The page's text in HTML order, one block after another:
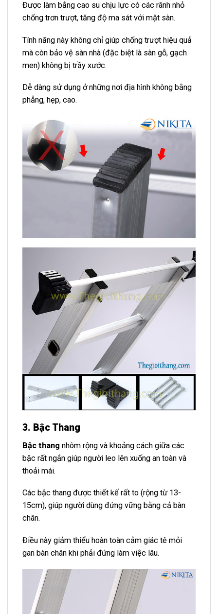
Được làm bằng cao su chịu lực có các rãnh nhỏ
chống trơn trượt, tăng độ ma sát với mặt sàn.
Tính năng này không chỉ giúp chống trượt hiệu quả
mà còn bảo vệ sàn nhà (đặc biệt là sàn gỗ, gạch
men) không bị trầy xước.
Dễ dàng sử dụng ở những nơi địa hình không bằng
phẳng, hẹp, cao.
3. Bậc Thang
Bậc thang nhôm rộng và khoảng cách giữa các
bậc rất ngắn giúp người leo lên xuống an toàn và
thoải mái.
Các bậc thang được thiết kế rất to (rộng từ 13-
15cm), giúp người dùng đứng vững bằng cả bàn
chân.
Điều này giảm thiểu hoàn toàn cảm giác tê mỏi
gan bàn chân khi phải đứng làm việc lâu.